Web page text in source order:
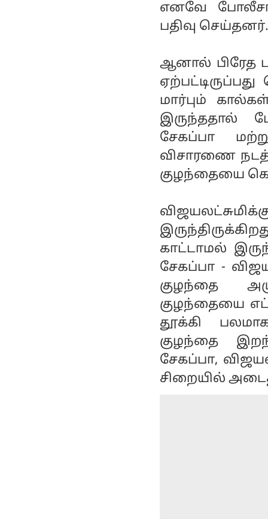
எனவே
பதிவு
ஆனால் பிரேத
மார்பும்
இருந்ததால்
சேகப்பா
விசாரணை
குழந்தையை
காட்டாமல்
சேகப்பா -
குழந்தை
குழந்தையை
தூக்கி
குழந்தை
சேகப்பா,
சிறையில்